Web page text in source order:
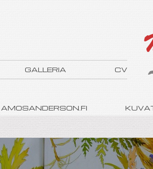
GALLERIA CV
AMOSANDERSON.FI